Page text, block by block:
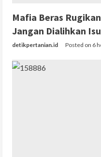
Mafia Beras
Jangan Dialihkan
detikpertanian.id Posted on 6